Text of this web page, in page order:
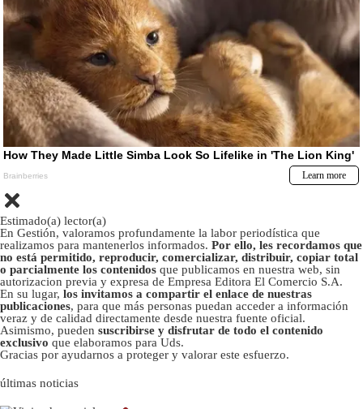
Estimado(a) lector(a)
En Gestión, valoramos profundamente la labor periodística que
realizamos para mantenerlos informados. Por ello, les recordamos que
no está permitido, reproducir, comercializar, distribuir, copiar total
o parcialmente los contenidos que publicamos en nuestra web, sin
autorizacion previa y expresa de Empresa Editora El Comercio S.A.
En su lugar, los invitamos a compartir el enlace de nuestras
publicaciones, para que más personas puedan acceder a información
veraz y de calidad directamente desde nuestra fuente oficial.
Asimismo, pueden suscribirse y disfrutar de todo el contenido
exclusivo que elaboramos para Uds.
Gracias por ayudarnos a proteger y valorar este esfuerzo.
últimas noticias